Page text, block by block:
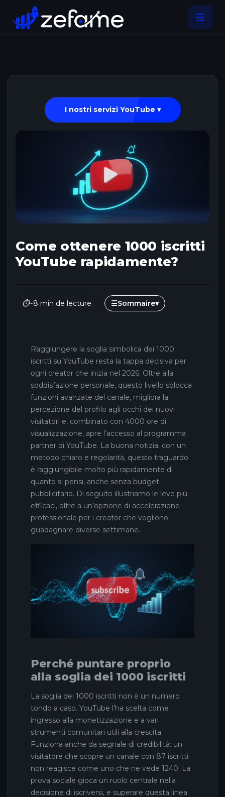
I nostri servizi YouTube ▾
Come ottenere 1000 iscritti
YouTube rapidamente?
⏱~8 min de lecture ☰Sommaire▾
Raggiungere la soglia simbolica dei 1000
iscritti su YouTube resta la tappa decisiva per
ogni creator che inizia nel 2026. Oltre alla
soddisfazione personale, questo livello sblocca
funzioni avanzate del canale, migliora la
percezione del profilo agli occhi dei nuovi
visitatori e, combinato con 4000 ore di
visualizzazione, apre l’accesso al programma
partner di YouTube. La buona notizia: con un
metodo chiaro e regolarità, questo traguardo
è raggiungibile molto più rapidamente di
quanto si pensi, anche senza budget
pubblicitario. Di seguito illustriamo le leve più
efficaci, oltre a un’opzione di accelerazione
professionale per i creator che vogliono
guadagnare diverse settimane.
Perché puntare proprio
alla soglia dei 1000 iscritti
La soglia dei 1000 iscritti non è un numero
tondo a caso. YouTube l’ha scelta come
ingresso alla monetizzazione e a vari
strumenti comunitari utili alla crescita.
Funziona anche da segnale di credibilità: un
visitatore che scopre un canale con 87 iscritti
non reagisce come uno che ne vede 1240. La
prova sociale gioca un ruolo centrale nella
decisione di iscriversi, e superare questa linea